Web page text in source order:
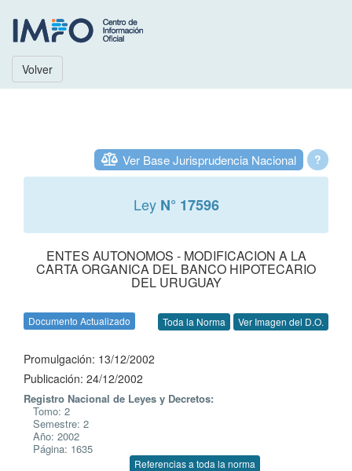
Volver
?
Ver Base Jurisprudencia Nacional
Ley N° 17596
ENTES AUTONOMOS - MODIFICACION A LA
CARTA ORGANICA DEL BANCO HIPOTECARIO
DEL URUGUAY
Documento Actualizado Toda la Norma Ver Imagen del D.O.
Promulgación: 13/12/2002
Publicación: 24/12/2002
Registro Nacional de Leyes y Decretos:
Tomo: 2
Semestre: 2
Año: 2002
Página: 1635
Referencias a toda la norma